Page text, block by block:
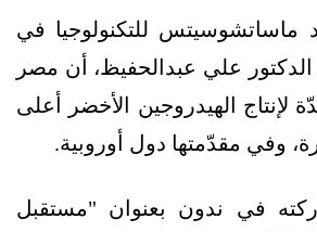
ماساتشوسيتس للتكنولوجيا في
الدكتور علي عبدالحفيظ، أن مصر
لإنتاج الهيدروجين الأخضر أعلى
وفي مقدّمتها دول أوروبية.
في ندون بعنوان "مستقبل